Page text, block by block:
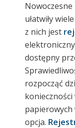
ułatwiły
z nich jest
elektroniczny
dostępny
rozpocząć
konieczności
opcja.